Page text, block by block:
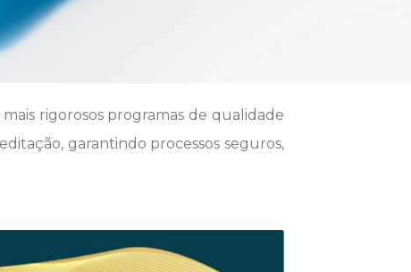
rigorosos programas de qualidade
garantindo processos seguros,